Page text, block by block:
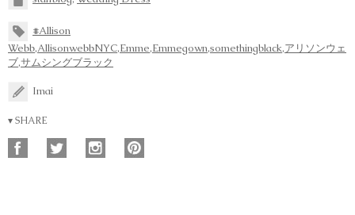
#Allison
Webb,AllisonwebbNYC,Emme,Emmegown,somethingblack,アリソンウェ
ブ,サムシングブラック
Imai
▾ SHARE